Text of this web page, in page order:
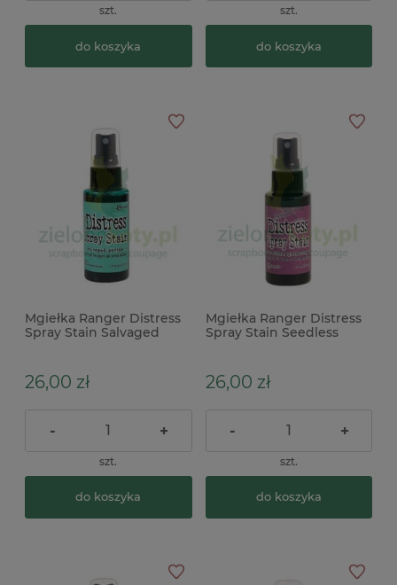
szt.
do koszyka
szt.
do koszyka
Mgiełka Ranger Distress
Spray Stain Salvaged
26,00 zł
- +
szt.
do koszyka
Mgiełka Ranger Distress
Spray Stain Seedless
26,00 zł
- +
szt.
do koszyka